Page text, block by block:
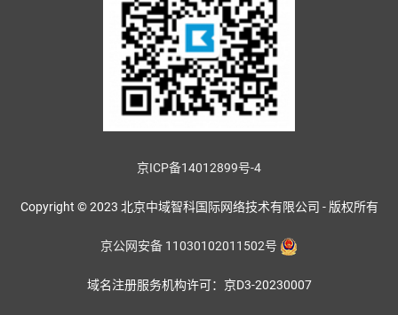
京ICP备14012899号-4
Copyright © 2023 北京中域智科国际网络技术有限公司 - 版权所有
京公网安备 11030102011502号
域名注册服务机构许可：京D3-20230007